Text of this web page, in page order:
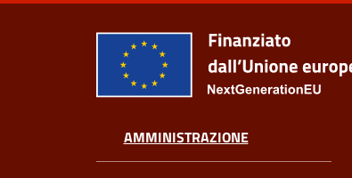
AMMINISTRAZIONE